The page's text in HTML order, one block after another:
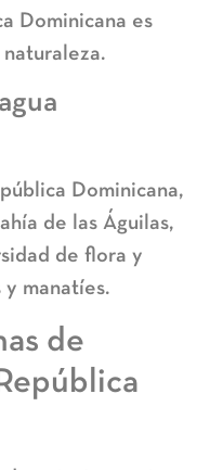
Dominicana es
Dominicana,
de las Águilas,
de flora y
manatíes.
de